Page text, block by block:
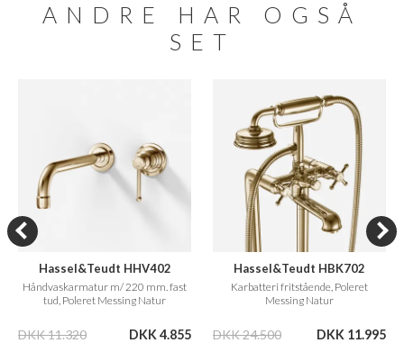
ANDRE HAR OGSÅ
SET
Hassel&Teudt HHV402
Håndvaskarmatur m/ 220 mm. fast
tud, Poleret Messing Natur
DKK 11.320 DKK 4.855
Hassel&Teudt HBK702
Karbatteri fritstående, Poleret
Messing Natur
DKK 24.500 DKK 11.995